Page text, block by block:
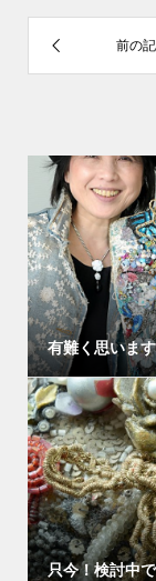
有難く思いま
只今！検討中